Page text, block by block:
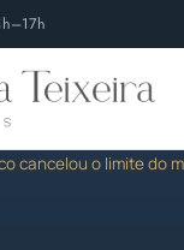
cancelou o limite do